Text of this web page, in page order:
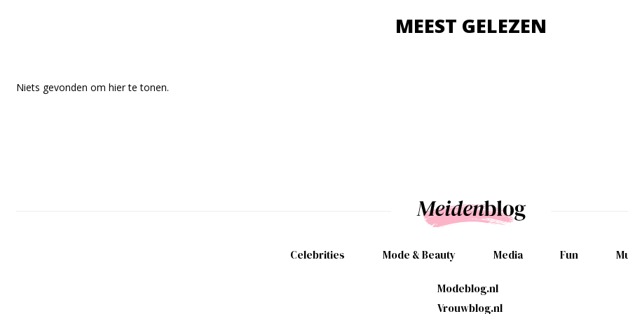
MEEST GELEZEN
Niets gevonden om hier te tonen.
Celebrities Mode & Beauty Media Fun
Modeblog.nl
Vrouwblog.nl